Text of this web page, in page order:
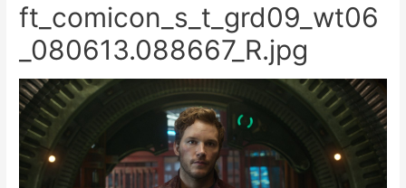
ft_comicon_s_t_grd09_wt06
_080613.088667_R.jpg